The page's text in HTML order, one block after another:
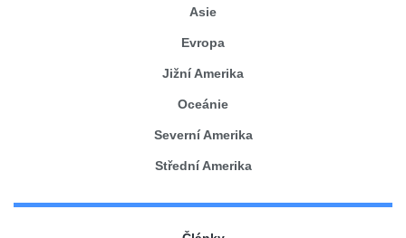
Asie
Evropa
Jižní Amerika
Oceánie
Severní Amerika
Střední Amerika